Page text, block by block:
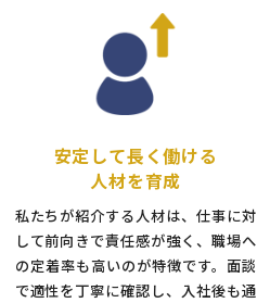
安定して長く働ける
人材を育成
私たちが紹介する人材は、仕事に対
して前向きで責任感が強く、職場へ
の定着率も高いのが特徴です。面談
で適性を丁寧に確認し、入社後も通